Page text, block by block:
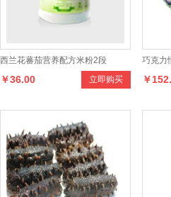
宣
拓 7000g
地
道
宣威火腿礼盒 云南
特
产
优
质
火
腿
精
制
火